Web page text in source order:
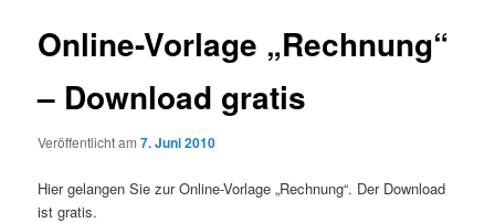
Online-Vorlage „Rechnung“
– Download gratis
Veröffentlicht am7. Juni 2010
Hier gelangen Sie zur Online-Vorlage „Rechnung“. Der Download
ist gratis.